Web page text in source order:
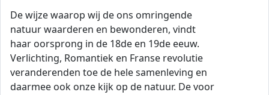
De wijze waarop wij de ons omringende
natuur waarderen en bewonderen, vindt
haar oorsprong in de 18de en 19de eeuw.
Verlichting, Romantiek en Franse revolutie
veranderenden toe de hele samenleving en
daarmee ook onze kijk op de natuur. De voor